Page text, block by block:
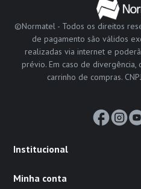
©Normatel - Todos os direitos
de pagamento são válidos
realizadas via internet e
prévio. Em caso de
carrinho de compras.
Institucional
Minha conta